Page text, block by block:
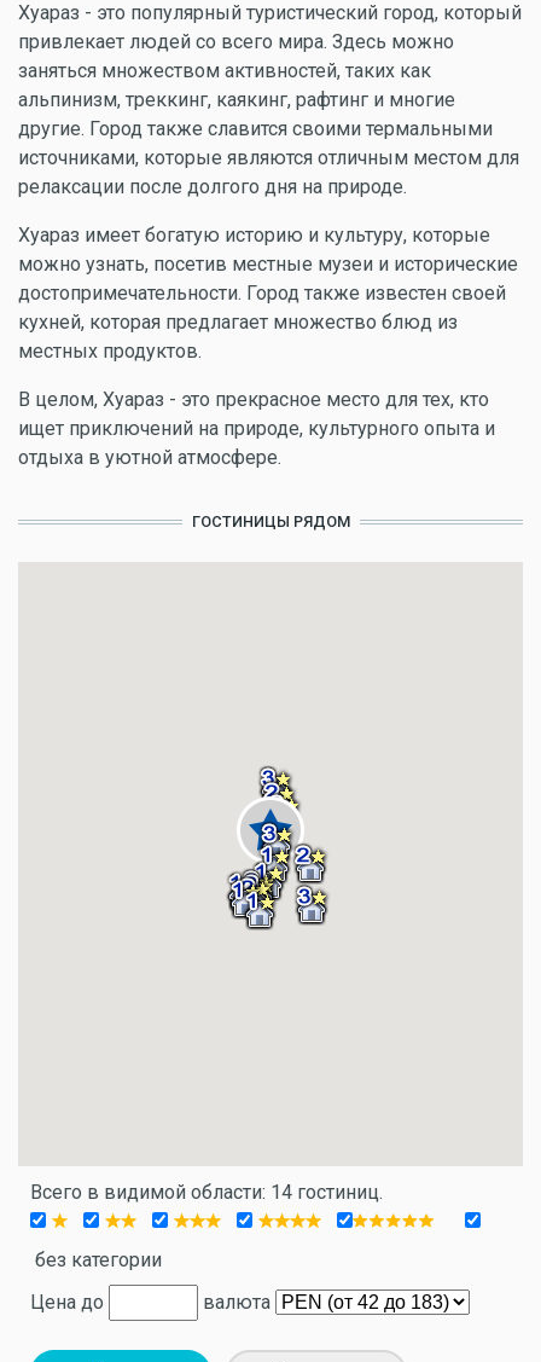
Хуараз - это популярный туристический город, который
привлекает людей со всего мира. Здесь можно
заняться множеством активностей, таких как
альпинизм, треккинг, каякинг, рафтинг и многие
другие. Город также славится своими термальными
источниками, которые являются отличным местом для
релаксации после долгого дня на природе.
Хуараз имеет богатую историю и культуру, которые
можно узнать, посетив местные музеи и исторические
достопримечательности. Город также известен своей
кухней, которая предлагает множество блюд из
местных продуктов.
В целом, Хуараз - это прекрасное место для тех, кто
ищет приключений на природе, культурного опыта и
отдыха в уютной атмосфере.
ГОСТИНИЦЫ РЯДОМ
Всего в видимой области: 14 гостиниц.
без категории
Цена до
валюта